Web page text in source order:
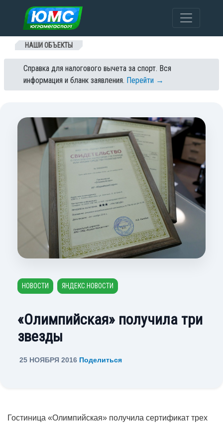
Перейти к содержанию
НАШИ ОБЪЕКТЫ
Справка для налогового вычета за спорт. Вся
информация и бланк заявления. Перейти →
НОВОСТИ ЯНДЕКС.НОВОСТИ
«Олимпийская» получила три
звезды
25 НОЯБРЯ 2016 Поделиться
Гостиница «Олимпийская» получила сертификат трех